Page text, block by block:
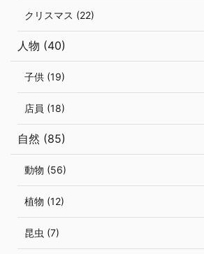
クリスマス (22)
人物 (40)
子供 (19)
店員 (18)
自然 (85)
動物 (56)
植物 (12)
昆虫 (7)